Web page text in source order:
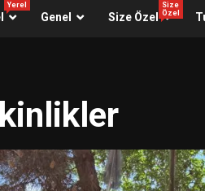
Yerel
Genel Size Özel
Size
Özel